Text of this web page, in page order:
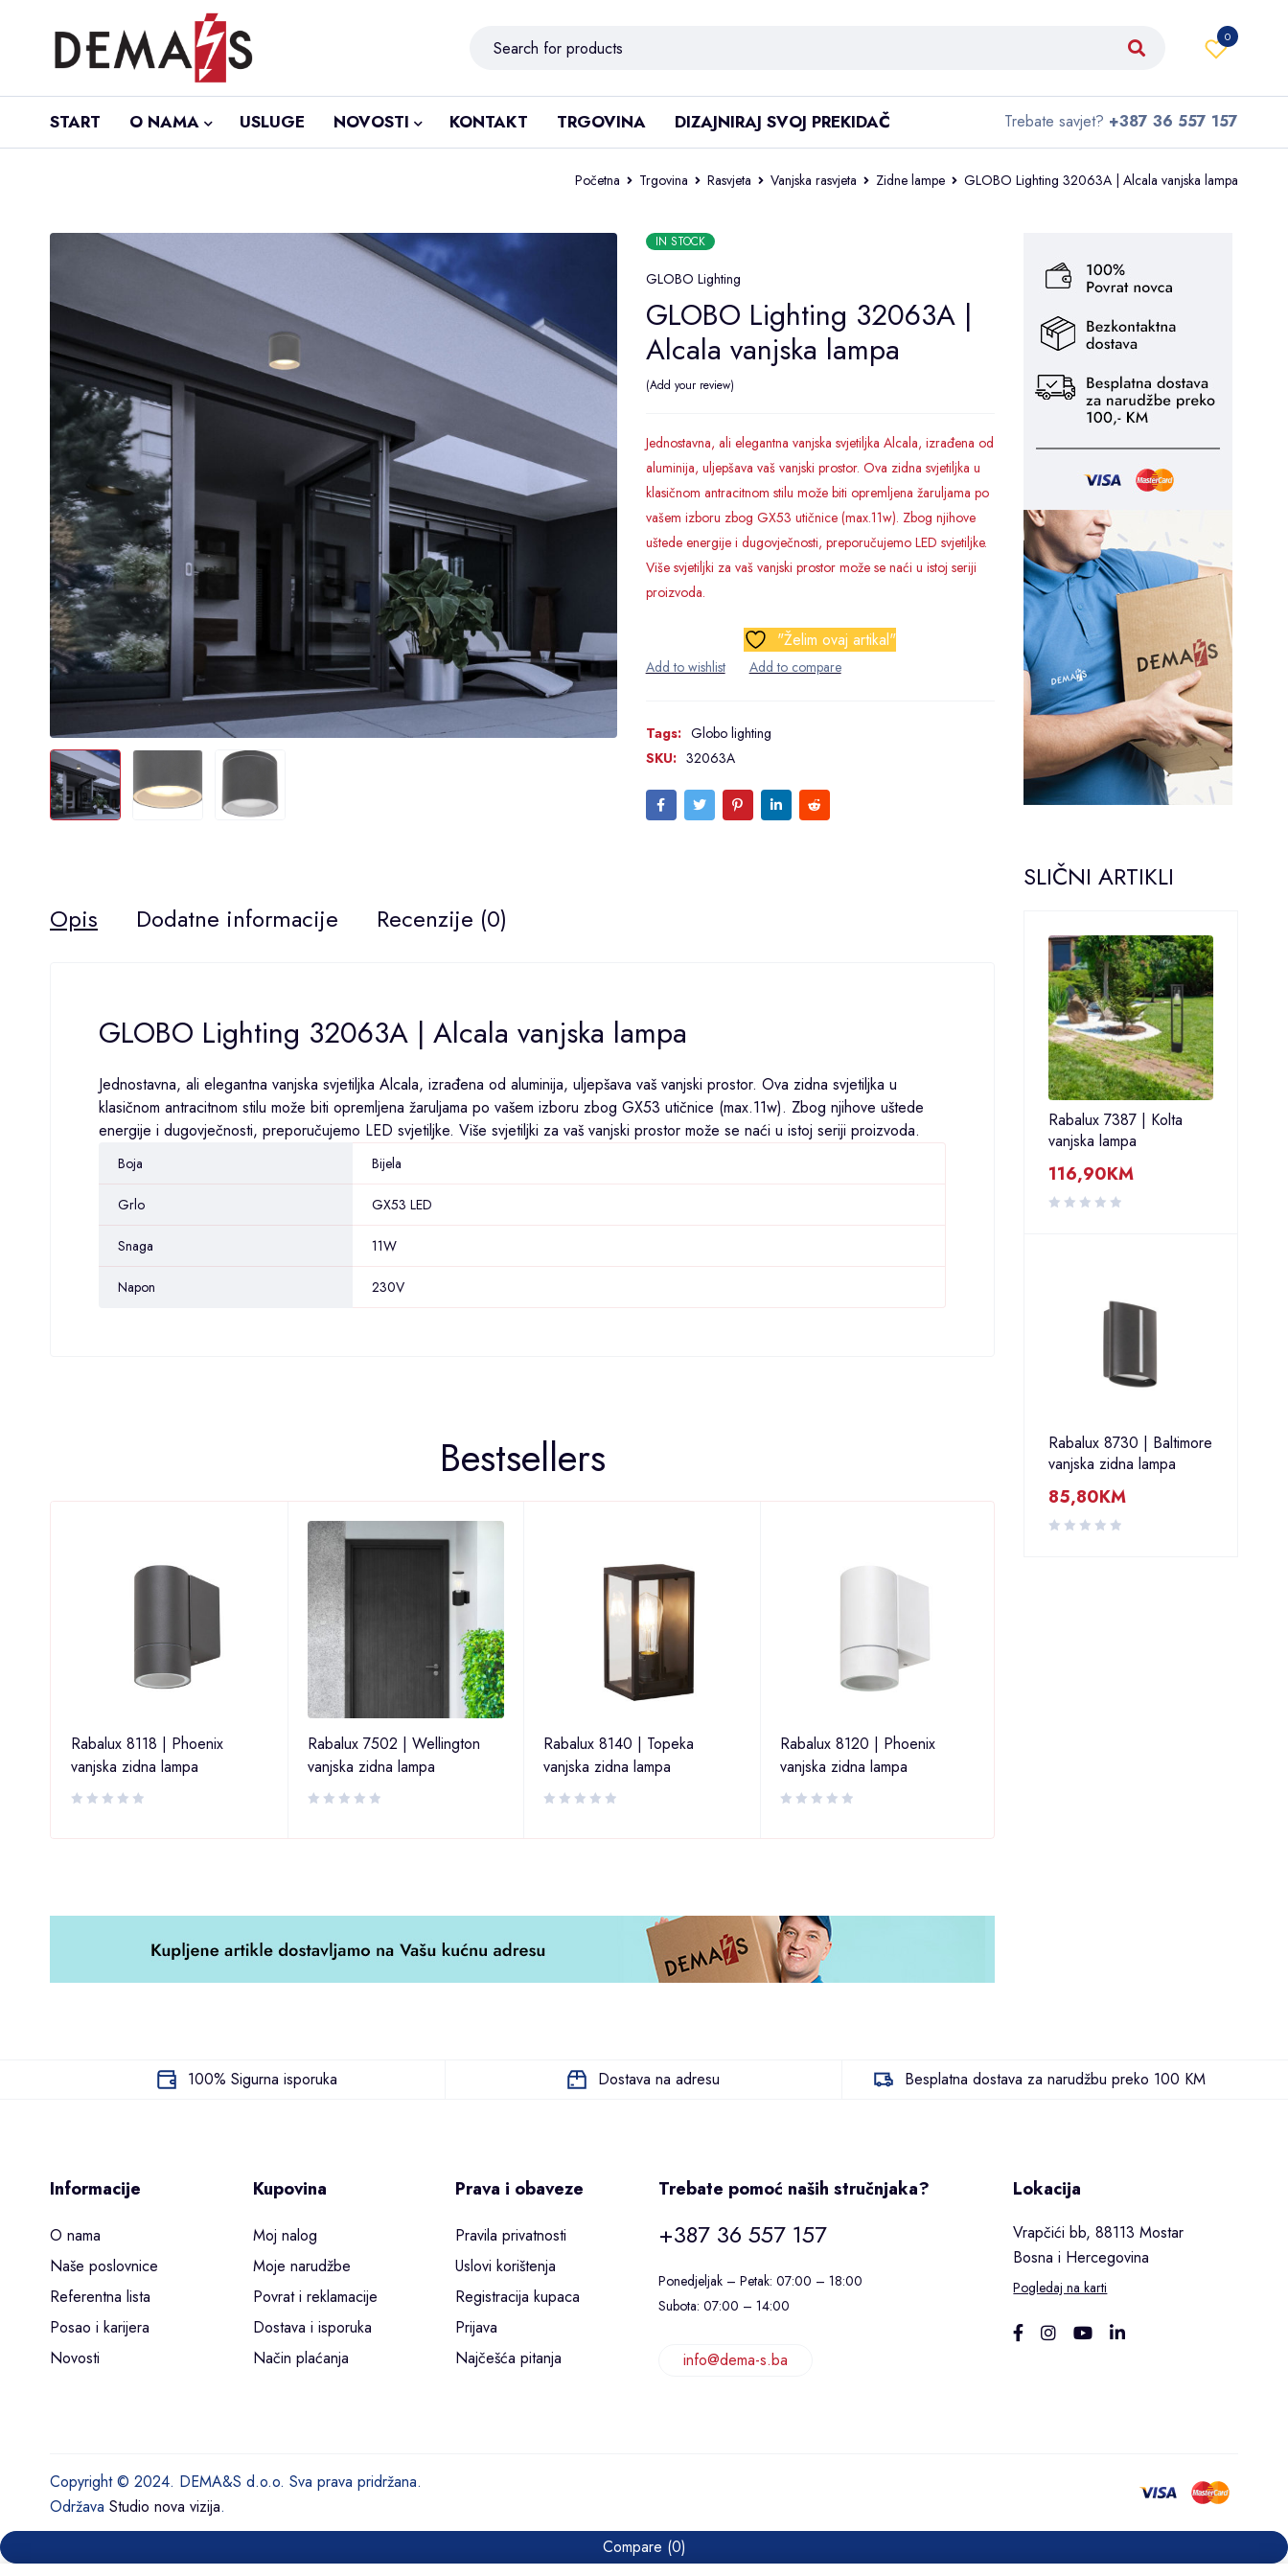
0
START O NAMA USLUGE NOVOSTI KONTAKT TRGOVINA DIZAJNIRAJ SVOJ PREKIDAČ Trebate savjet? +387 36 557 157
Početna Trgovina Rasvjeta Vanjska rasvjeta Zidne lampe GLOBO Lighting 32063A | Alcala vanjska lampa
IN STOCK
GLOBO Lighting
GLOBO Lighting 32063A |
Alcala vanjska lampa
Add your review
Jednostavna, ali elegantna vanjska svjetiljka Alcala, izrađena od
aluminija, uljepšava vaš vanjski prostor. Ova zidna svjetiljka u
klasičnom antracitnom stilu može biti opremljena žaruljama po
vašem izboru zbog GX53 utičnice (max.11w). Zbog njihove
uštede energije i dugovječnosti, preporučujemo LED svjetiljke.
Više svjetiljki za vaš vanjski prostor može se naći u istoj seriji
proizvoda.
"Želim ovaj artikal"
Tags: Globo lighting
SKU: 32063A
Opis Dodatne informacije Recenzije (0)
GLOBO Lighting 32063A | Alcala vanjska lampa
Jednostavna, ali elegantna vanjska svjetiljka Alcala, izrađena od aluminija, uljepšava vaš vanjski prostor. Ova zidna svjetiljka u
klasičnom antracitnom stilu može biti opremljena žaruljama po vašem izboru zbog GX53 utičnice (max.11w). Zbog njihove uštede
energije i dugovječnosti, preporučujemo LED svjetiljke. Više svjetiljki za vaš vanjski prostor može se naći u istoj seriji proizvoda.
Boja Bijela
Grlo GX53 LED
Snaga 11W
Napon 230V
Bestsellers
Rabalux 8118 | Phoenix
vanjska zidna lampa
Rabalux 7502 | Wellington
vanjska zidna lampa
Rabalux 8140 | Topeka
vanjska zidna lampa
Rabalux 8120 | Phoenix
vanjska zidna lampa
RASPRODATO
SLIČNI ARTIKLI
Rabalux 7387 | Kolta
vanjska lampa
116,90KM
Rabalux 8730 | Baltimore
vanjska zidna lampa
85,80KM
100% Sigurna isporuka Dostava na adresu Besplatna dostava za narudžbu preko 100 KM
Informacije
O nama
Naše poslovnice
Referentna lista
Posao i karijera
Novosti
Kupovina
Moj nalog
Moje narudžbe
Povrat i reklamacije
Dostava i isporuka
Način plaćanja
Prava i obaveze
Pravila privatnosti
Uslovi korištenja
Registracija kupaca
Prijava
Najčešća pitanja
Trebate pomoć naših stručnjaka?
+387 36 557 157
Ponedjeljak – Petak: 07:00 – 18:00
Subota: 07:00 – 14:00
info@dema-s.ba
Lokacija
Vrapčići bb, 88113 Mostar
Bosna i Hercegovina
Pogledaj na karti
Copyright © 2024. DEMA&S d.o.o. Sva prava pridržana.
Održava Studio nova vizija.
Compare (0)